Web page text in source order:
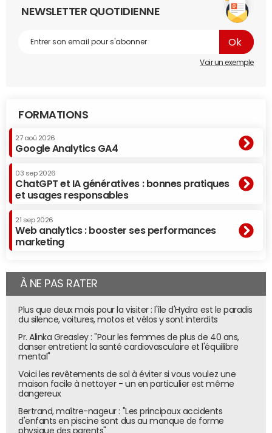
NEWSLETTER QUOTIDIENNE
Voir un exemple
FORMATIONS
27 aoû 2026
Google Analytics GA4
03 sep 2026
ChatGPT et IA génératives : bonnes pratiques
et usages responsables
21 sep 2026
Web analytics : booster ses performances
marketing
À NE PAS RATER
Plus que deux mois pour la visiter : l'île d'Hydra est le paradis
du silence, voitures, motos et vélos y sont interdits
Pr. Alinka Greasley : "Pour les femmes de plus de 40 ans,
danser entretient la santé cardiovasculaire et l'équilibre
mental"
Voici les revêtements de sol à éviter si vous voulez une
maison facile à nettoyer - un en particulier est même
dangereux
Bertrand, maître-nageur : "Les principaux accidents
d'enfants en piscine sont dus au manque de forme
physique des parents"